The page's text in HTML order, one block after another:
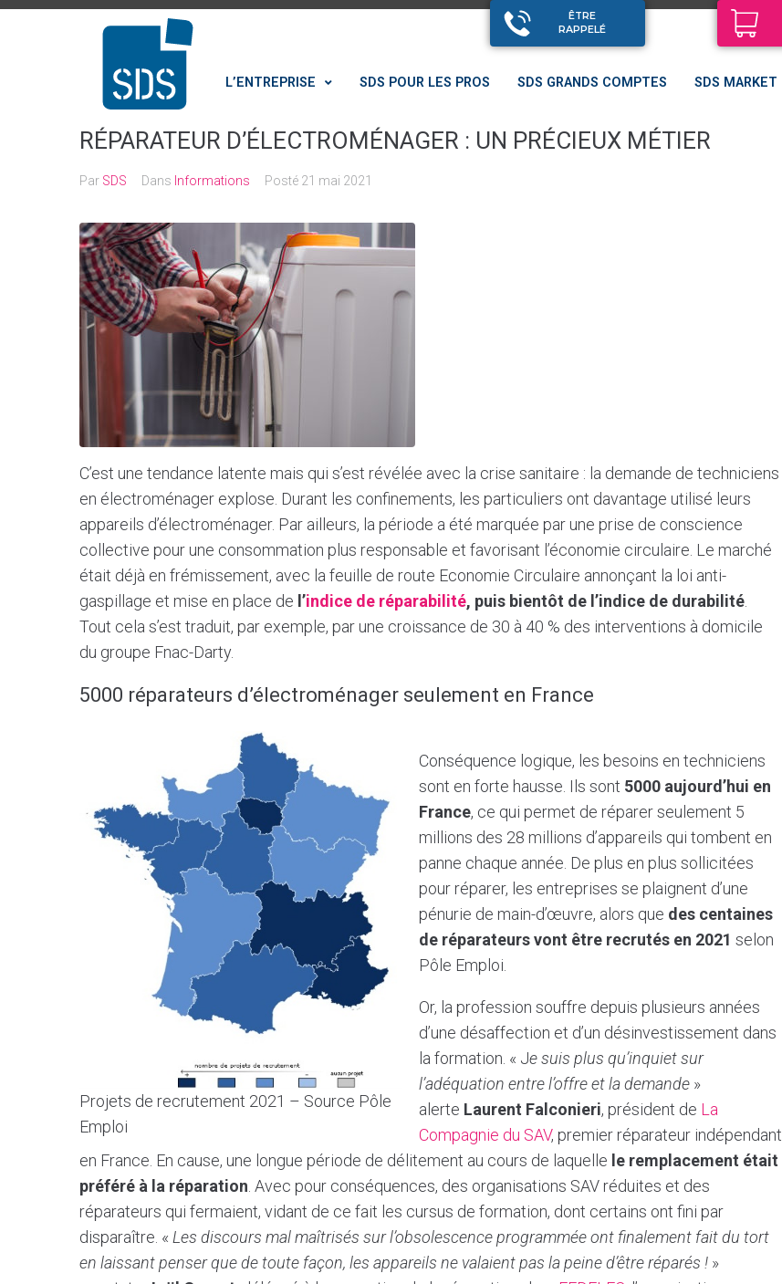
ÊTRE
RAPPELÉ
L’ENTREPRISE SDS POUR LES PROS SDS GRANDS COMPTES SDS MARKET
RÉPARATEUR D’ÉLECTROMÉNAGER : UN PRÉCIEUX MÉTIER
Par SDS Dans Informations Posté 21 mai 2021
C’est une tendance latente mais qui s’est révélée avec la crise sanitaire : la demande de techniciens
en électroménager explose. Durant les confinements, les particuliers ont davantage utilisé leurs
appareils d’électroménager. Par ailleurs, la période a été marquée par une prise de conscience
collective pour une consommation plus responsable et favorisant l’économie circulaire. Le marché
était déjà en frémissement, avec la feuille de route Economie Circulaire annonçant la loi anti-
gaspillage et mise en place de l’indice de réparabilité, puis bientôt de l’indice de durabilité
Tout cela s’est traduit, par exemple, par une croissance de 30 à 40 % des interventions à domicile
du groupe Fnac-Darty.
5000 réparateurs d’électroménager seulement en France
Projets de recrutement 2021 – Source Pôle
Emploi
Conséquence logique, les besoins en techniciens
sont en forte hausse. Ils sont 5000 aujourd’hui en
France, ce qui permet de réparer seulement 5
millions des 28 millions d’appareils qui tombent en
panne chaque année. De plus en plus sollicitées
pour réparer, les entreprises se plaignent d’une
pénurie de main-d’œuvre, alors que des centaines
de réparateurs vont être recrutés en 2021 selon
Pôle Emploi.
Or, la profession souffre depuis plusieurs années
d’une désaffection et d’un désinvestissement dans
la formation. « Je suis plus qu’inquiet sur
l’adéquation entre l’offre et la demande »
alerte Laurent Falconieri, président de La
Compagnie du SAV, premier réparateur indépendant
en France. En cause, une longue période de délitement au cours de laquelle le remplacement était
préféré à la réparation . Avec pour conséquences, des organisations SAV réduites et des
réparateurs qui fermaient, vidant de ce fait les cursus de formation, dont certains ont fini par
disparaître. « Les discours mal maîtrisés sur l’obsolescence programmée ont finalement fait du tort
en laissant penser que de toute façon, les appareils ne valaient pas la peine d’être réparés ! »